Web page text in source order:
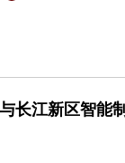
长江新区智能